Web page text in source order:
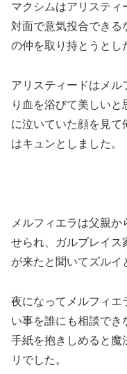
マクシムはアリスティ
対面で意気投合できる
の仲を取り持とうとし
アリスティードはメル
り血を浴びて美しいと
に泣いていた顔を見て
はキュンとしました。
メルフィエラは父親
せられ、ガルブレイス
が来たと聞いてズルイ
夜になってメルフィエ
い事を誰にも相談でき
手紙を抱きしめると魔
リでした。